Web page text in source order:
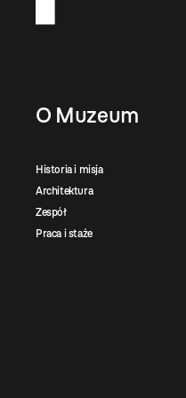
O Muzeum
Historia i misja
Architektura
Zespół
Praca i staże